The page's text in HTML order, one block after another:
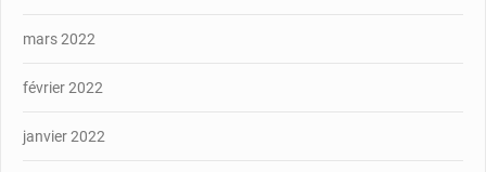
mars 2022
février 2022
janvier 2022